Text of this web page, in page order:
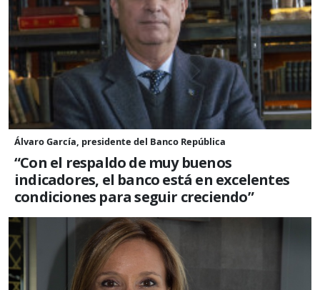
Álvaro García, presidente del Banco República
“Con el respaldo de muy buenos
indicadores, el banco está en excelentes
condiciones para seguir creciendo”